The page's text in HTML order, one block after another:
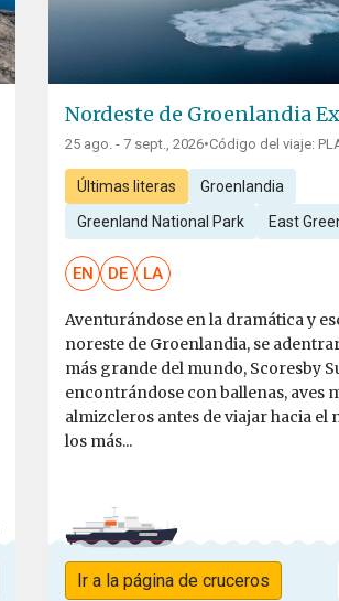
Nordeste de Groenlandia
25 ago. - 7 sept., 2026•Código del viaje:
Últimas literas Groenlandia
Greenland National Park East
EN DE LA
Aventurándose en la dramática y
noreste de Groenlandia, se
más grande del mundo, Scoresby
encontrándose con ballenas, aves
almizcleros antes de viajar hacia el
los más...
Ir a la página de cruceros